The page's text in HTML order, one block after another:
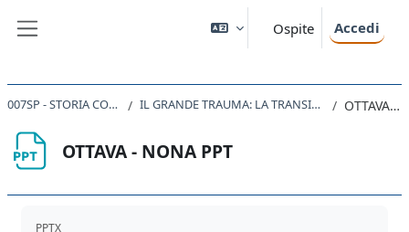
Ospite Accedi
007SP - STORIA CONTEMPORANEA 2019 IL GRANDE TRAUMA: LA TRANSIZIONE DALLA PRIMA GUERRA MONDIALE ALLA PACE OTTAVA - NONA PPT
OTTAVA - NONA PPT
PPTX